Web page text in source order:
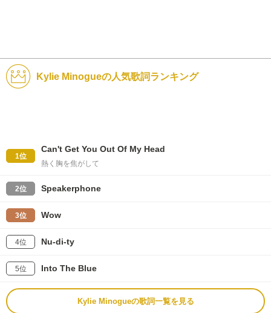
Kylie Minogueの人気歌詞ランキング
1位
Can't Get You Out Of My Head
熱く胸を焦がして
2位 Speakerphone
3位 Wow
4位 Nu-di-ty
5位 Into The Blue
Kylie Minogueの歌詞一覧を見る